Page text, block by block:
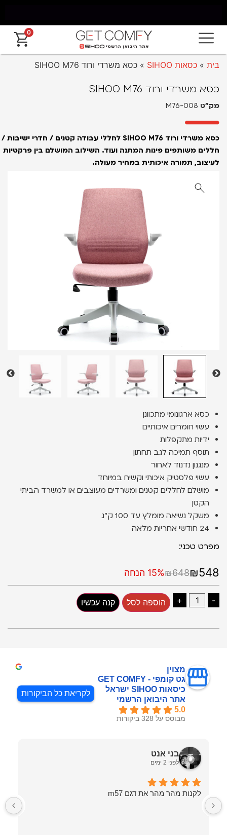
עד החרמון עד 5 ימי עסקים אחריות
0
בית » כסאות SIHOO » כסא משרדי ורוד SIHOO M76
כסא משרדי ורוד SIHOO M76
מק״ט M76-008
כסא משרדי ורוד SIHOO M76 לחללי עבודה קטנים / חדרי ישיבות /
חללים משותפים פינות המתנה ועוד. השילוב המושלם בין פרקטיות
לעיצוב, תמורה איכותית במחיר מעולה.
כסא ארגונומי מתכוונן
עשוי חומרים איכותיים
ידיות מתקפלות
תוסף תמיכה לגב תחתון
מנגנון נדנוד לאחור
עשוי פלסטיק איכותי וקשיח במיוחד
מושלם לחללים קטנים ומשרדים מעוצבים או למשרד הביתי
הקטן
משקל נשיאה מומלץ עד 100 ק״ג
24 חודשי אחריות מלאה
מפרט טכני:
₪548
₪64815% הנחה
-
+ הוספה לסל קנה עכשיו
מצוין
גט קומפי - GET COMFY
כיסאות SIHOO ישראל
אתר היבואן הרשמי
5.0
מבוסס על 328 ביקורות
לקריאת כל הביקורות
בני אנט
לפני 2 ימים
לקנות מהר מהר את דגם m57